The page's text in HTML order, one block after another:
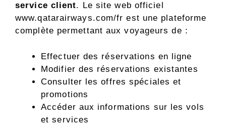
service client. Le site web officiel
www.qatarairways.com/fr est une plateforme
complète permettant aux voyageurs de :
Effectuer des réservations en ligne
Modifier des réservations existantes
Consulter les offres spéciales et
promotions
Accéder aux informations sur les vols
et services